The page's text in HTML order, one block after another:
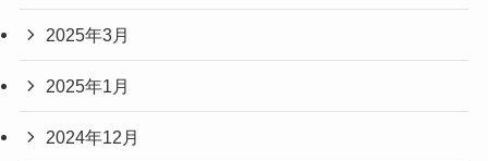
2025年3月
2025年1月
2024年12月